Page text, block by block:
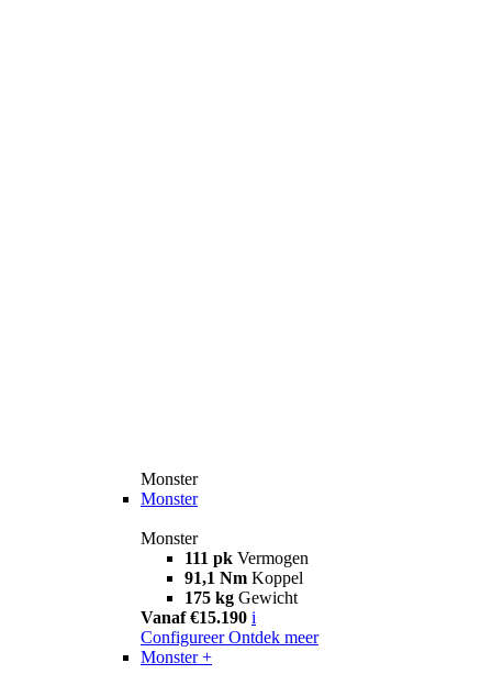
Monster
Monster
Monster
111 pk Vermogen
91,1 Nm Koppel
175 kg Gewicht
Vanaf €15.190 i
Configureer Ontdek meer
Monster +